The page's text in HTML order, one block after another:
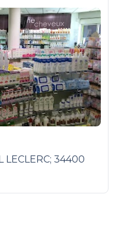
LECLERC; 34400